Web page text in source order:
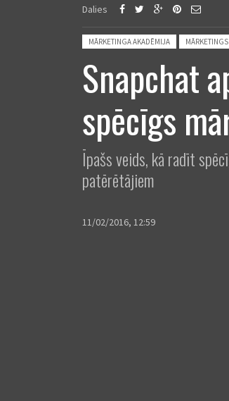
Dalies
Posted in:
MĀRKETINGA AKADĒMIJA MĀRKETINGS
Snapchat
spēcīgs
Īpašs veids, kā radīt
patērētājiem
11/02/2016, 12:59